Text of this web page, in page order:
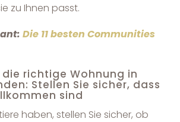
zu Ihnen passt.
Die 11 besten Communities
richtige Wohnung in
Stellen Sie sicher, dass
sind
haben, stellen Sie sicher, ob